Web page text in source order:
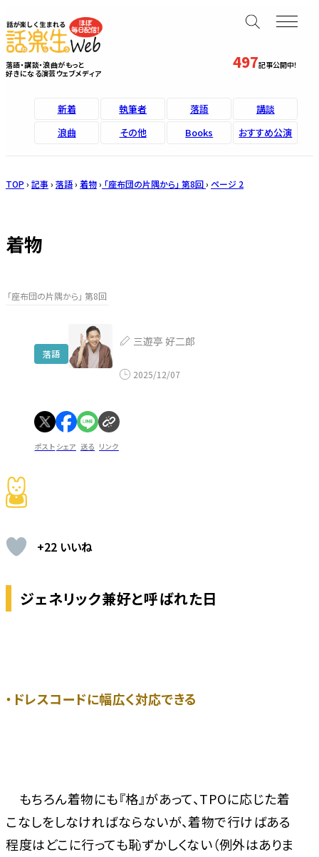
497記事公開中！
落語・講談・浪曲がもっと
好きになる演芸ウェブメディア
新着 執筆者 落語
講談
浪曲
その他 Books おすすめ公演
TOP › 記事 › 落語› 着物› 「座布団の片隅から」 第8回› ページ 2
着物
「座布団の片隅から」 第8回
落語
三遊亭 好二郎
2025/12/07
ポスト シェア 送る リンク
+22 いいね
ジェネリック兼好と呼ばれた日
・ドレスコードに幅広く対応できる
もちろん着物にも『格』があって、TPOに応じた着
こなしをしなければならないが、着物で行けばある
程度はどこに行っても恥ずかしくない（例外はありま